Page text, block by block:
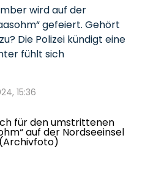
wird auf der
gefeiert. Gehört
Die Polizei kündigt eine
fühlt sich
15:36